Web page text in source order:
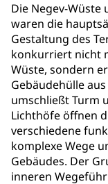
Die Negev-
waren die
Gestaltung des
konkurriert nicht
Wüste, sondern
Gebäudehülle
umschließt Turm
Lichthöfe öffnen
verschiedene
komplexe Wege
Gebäudes. Der
inneren